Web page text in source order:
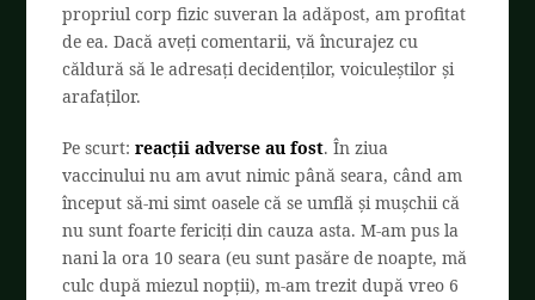
propriul corp fizic suveran la adăpost, am profitat
de ea. Dacă aveți comentarii, vă încurajez cu
căldură să le adresați decidenților, voiculeștilor și
arafaților.
Pe scurt:reacții adverse au fost. În ziua
vaccinului nu am avut nimic până seara, când am
început să-mi simt oasele că se umflă și mușchii că
nu sunt foarte fericiți din cauza asta. M-am pus la
nani la ora 10 seara (eu sunt pasăre de noapte, mă
culc după miezul nopții), m-am trezit după vreo 6